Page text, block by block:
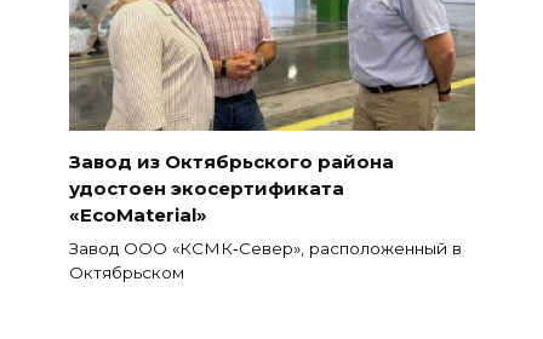
Завод из Октябрьского района
удостоен экосертификата
«EcoMaterial»
Завод ООО «КСМК‑Север», расположенный в
Октябрьском